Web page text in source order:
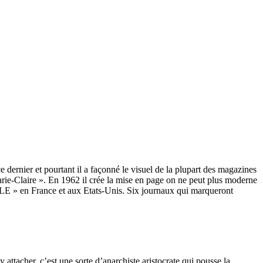
dernier et pourtant il a façonné le visuel de la plupart des magazines
Claire ». En 1962 il crée la mise en page on ne peut plus moderne
» en France et aux Etats-Unis. Six journaux qui marqueront
c’est une sorte d’anarchiste aristocrate qui pousse la